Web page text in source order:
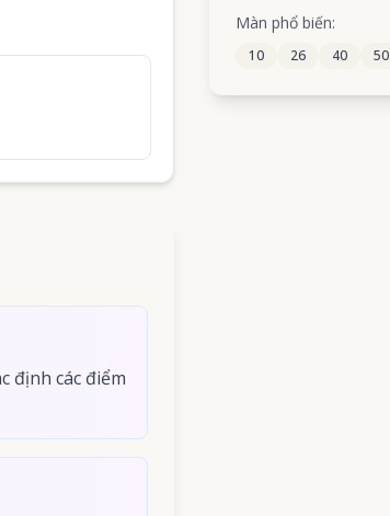
định các điểm
43 44
Màn phổ biến:
10 26 40 50